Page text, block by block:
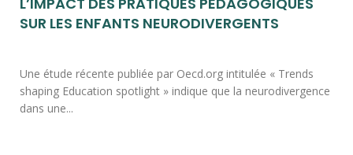
SUR LES ENFANTS NEURODIVERGENTS
Une étude récente publiée par Oecd.org intitulée « Trends
shaping Education spotlight » indique que la neurodivergence
dans une...